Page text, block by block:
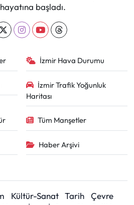
başladı.
İzmir Hava Durumu
İzmir Trafik Yoğunluk
Haritası
Tüm Manşetler
Haber Arşivi
Kültür-Sanat Tarih
Çevre